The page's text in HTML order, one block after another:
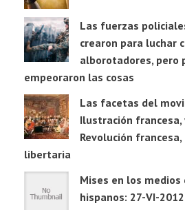
Las fuerzas
crearon para luchar
alborotadores, pero
empeoraron las cosas
Las facetas del
Ilustración francesa,
Revolución
libertaria
Mises en los medios
hispanos: 27-VI-2012